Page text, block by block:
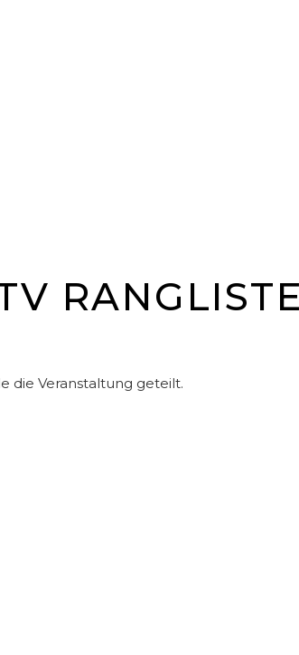
die Veranstaltung geteilt.